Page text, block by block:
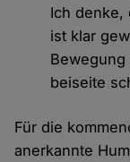
Ich denke,
ist klar
beiseite
Für die
anerkannte